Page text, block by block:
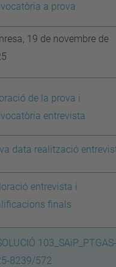
a prova
19 de novembre de
de la prova i
entrevista
data realització
entrevista i
finals
103_SAiP_PTGAS-
8239/572